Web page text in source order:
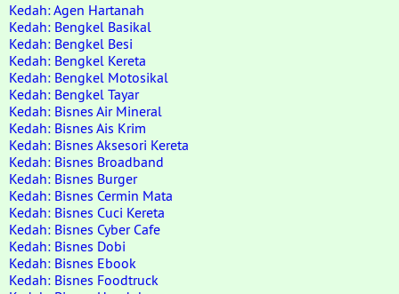
Kedah: Agen Hartanah
Kedah: Bengkel Basikal
Kedah: Bengkel Besi
Kedah: Bengkel Kereta
Kedah: Bengkel Motosikal
Kedah: Bengkel Tayar
Kedah: Bisnes Air Mineral
Kedah: Bisnes Ais Krim
Kedah: Bisnes Aksesori Kereta
Kedah: Bisnes Broadband
Kedah: Bisnes Burger
Kedah: Bisnes Cermin Mata
Kedah: Bisnes Cuci Kereta
Kedah: Bisnes Cyber Cafe
Kedah: Bisnes Dobi
Kedah: Bisnes Ebook
Kedah: Bisnes Foodtruck